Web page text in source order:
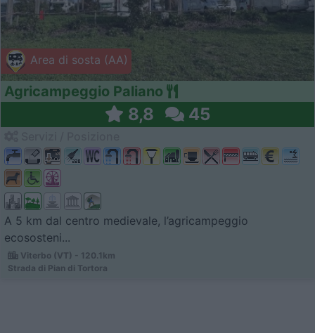
Area di sosta (AA)
Agricampeggio Paliano
8,8 45
A 5 km dal centro medievale, l’agricampeggio
ecososteni...
Viterbo (VT) - 120.1km
Strada di Pian di Tortora